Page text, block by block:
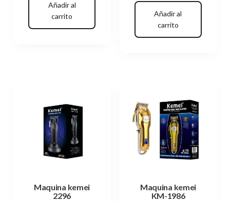
Añadir al
carrito
Añadir al
carrito
Maquina kemei
2296
Maquina kemei
KM-1986